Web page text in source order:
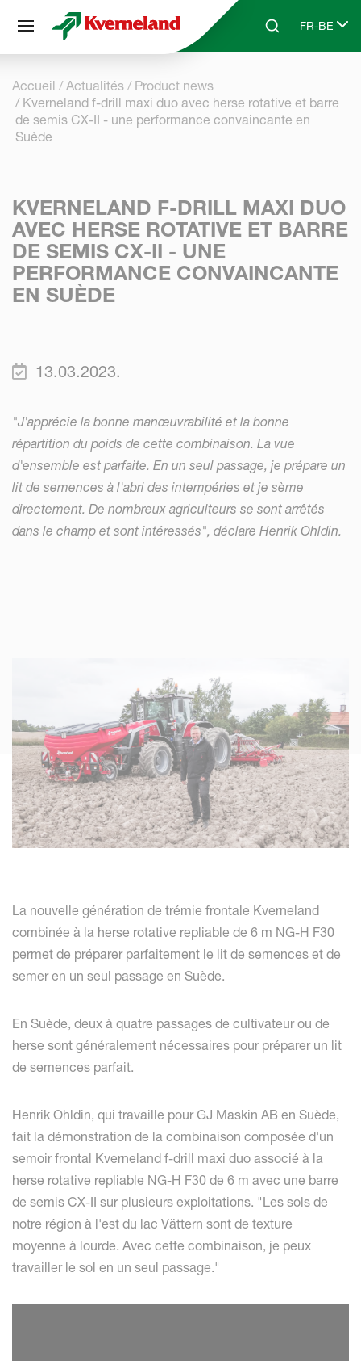
Skip to main content
SearchFR-BE
Select
Accueil Actualités
Product news
Kverneland f-drill maxi duo avec herse rotative et barre
de semis CX-II - une performance convaincante en
Suède
KVERNELAND F-DRILL MAXI DUO
AVEC HERSE ROTATIVE ET BARRE
DE SEMIS CX-II - UNE
PERFORMANCE CONVAINCANTE
EN SUÈDE
13.03.2023.
"J'apprécie la bonne manœuvrabilité et la bonne
répartition du poids de cette combinaison. La vue
d'ensemble est parfaite. En un seul passage, je prépare un
lit de semences à l'abri des intempéries et je sème
directement. De nombreux agriculteurs se sont arrêtés
dans le champ et sont intéressés", déclare Henrik Ohldin.
La nouvelle génération de trémie frontale Kverneland
combinée à la herse rotative repliable de 6 m NG-H F30
permet de préparer parfaitement le lit de semences et de
semer en un seul passage en Suède.
En Suède, deux à quatre passages de cultivateur ou de
herse sont généralement nécessaires pour préparer un lit
de semences parfait.
Henrik Ohldin, qui travaille pour GJ Maskin AB en Suède,
fait la démonstration de la combinaison composée d'un
semoir frontal Kverneland f-drill maxi duo associé à la
herse rotative repliable NG-H F30 de 6 m avec une barre
de semis CX-II sur plusieurs exploitations. "Les sols de
notre région à l'est du lac Vättern sont de texture
moyenne à lourde. Avec cette combinaison, je peux
travailler le sol en un seul passage."
Panneau de gestion des cookies